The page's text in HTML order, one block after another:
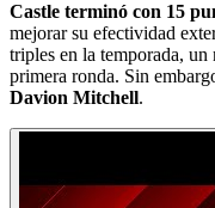
Castle terminó con 15
mejorar su efectividad
triples en la temporada,
primera ronda. Sin
Davion Mitchell.